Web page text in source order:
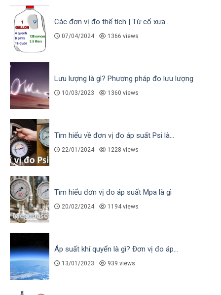
Các đơn vị đo thể tích | Từ cổ xưa...
07/04/2024 1366 views
Lưu lượng là gì? Phương pháp đo lưu lượng
10/03/2023 1360 views
Tìm hiểu về đơn vị đo áp suất Psi là...
22/01/2024 1228 views
Tìm hiểu đơn vị đo áp suất Mpa là gì
20/02/2024 1194 views
Áp suất khí quyển là gì? Đơn vị đo áp...
13/01/2023 939 views